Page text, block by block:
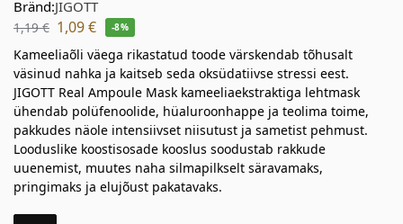
Bränd:JIGOTT
1,19€ 1,09€ -8%
Kameeliaõli väega rikastatud toode värskendab tõhusalt
väsinud nahka ja kaitseb seda oksüdatiivse stressi eest.
JIGOTT Real Ampoule Mask kameeliaekstraktiga lehtmask
ühendab polüfenoolide, hüaluroonhappe ja teolima toime,
pakkudes näole intensiivset niisutust ja sametist pehmust.
Looduslike koostisosade kooslus soodustab rakkude
uuenemist, muutes naha silmapilkselt säravamaks,
pringimaks ja elujõust pakatavaks.